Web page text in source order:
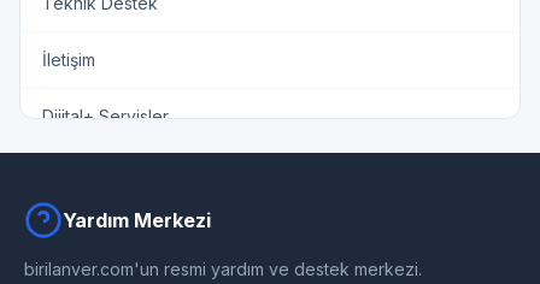
İletişim
Dijital+ Servisler
Yardım Merkezi
birilanver.com'un resmi yardım ve destek merkezi.